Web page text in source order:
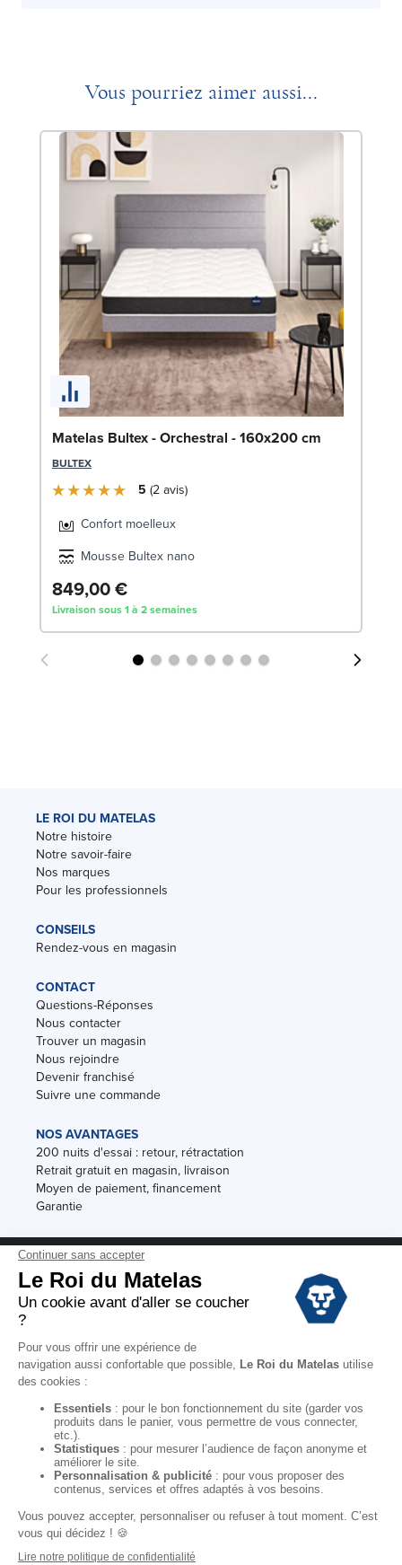
Vous pourriez aimer aussi...
Matelas Bultex - Orchestral - 160x200 cm
BULTEX
5 2avis
Confort moelleux
Mousse Bultex nano
849,00 €
Livraison sous 1 à 2 semaines
LE ROI DU MATELAS
Notre histoire
Notre savoir-faire
Nos marques
Pour les professionnels
CONSEILS
Rendez-vous en magasin
CONTACT
Questions-Réponses
Nous contacter
Trouver un magasin
Nous rejoindre
Devenir franchisé
Suivre une commande
NOS AVANTAGES
200 nuits d'essai : retour, rétractation
Retrait gratuit en magasin, livraison
Moyen de paiement, financement
Garantie
Conditions des offres
Black Friday
Destockage
Conditions Générales de vente magasin
Mentions Légales
Données personnelles
Codes promo Le Roi du Matelas
Copyright © 2022. All rights reserved.